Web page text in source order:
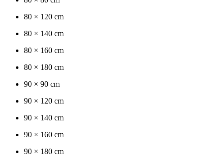
80 × 120 cm
80 × 140 cm
80 × 160 cm
80 × 180 cm
90 × 90 cm
90 × 120 cm
90 × 140 cm
90 × 160 cm
90 × 180 cm